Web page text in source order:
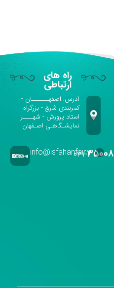
راه های
ارتباطی
آدرس: اصفهـــــــان -
کمربندی شرق - بزرگراه
استاد پرورش - شهــــر
نمایشـگاهـی اصـفهان
۰۳۱-۳۵۰۰۸info@isfahanfair.ir